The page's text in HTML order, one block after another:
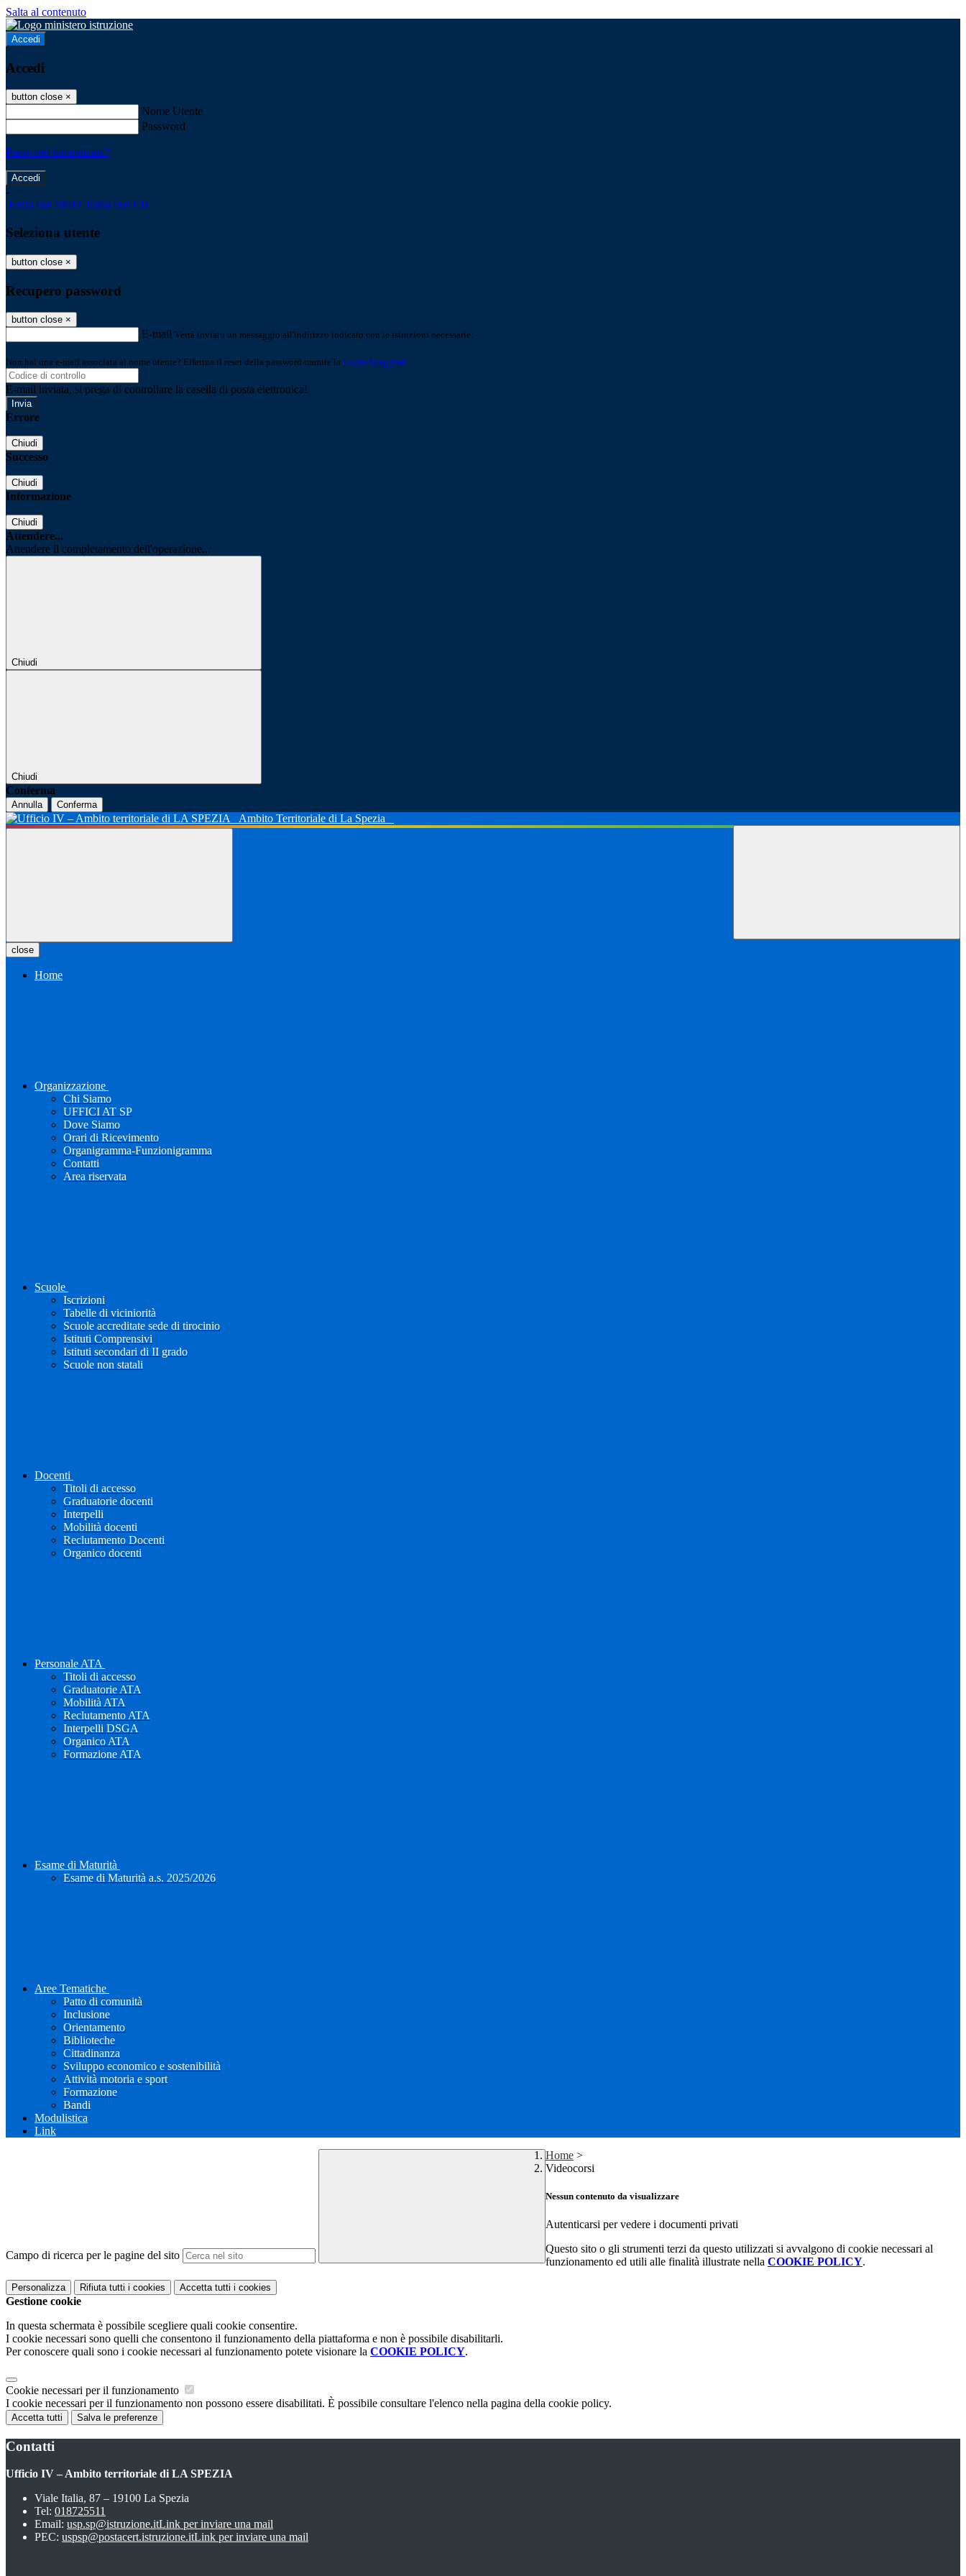
Salta al contenuto
Accedi
Accedi
button close ×
Nome Utente
Password
Password dimenticata?
-
Entra con SPID Entra con CIE
Seleziona utente
button close ×
Recupero password
button close ×
E-mail Verrà inviato un messaggio all'indirizzo indicato con le istruzioni necessarie.
Non hai una e-mail associata al nome utente? Effettua il reset della password tramite la Login Spaggiari
E-mail inviata, si prega di controllare la casella di posta elettronica!
Errore
Chiudi
Successo
Chiudi
Informazione
Chiudi
Attendere...
Attendere il completamento dell'operazione...
Chiudi
Chiudi
Conferma
Annulla Conferma
Ambito Territoriale di La Spezia
close
Home
Organizzazione
Chi Siamo
UFFICI AT SP
Dove Siamo
Orari di Ricevimento
Organigramma-Funzionigramma
Contatti
Area riservata
Scuole
Iscrizioni
Tabelle di viciniorità
Scuole accreditate sede di tirocinio
Istituti Comprensivi
Istituti secondari di II grado
Scuole non statali
Docenti
Titoli di accesso
Graduatorie docenti
Interpelli
Mobilità docenti
Reclutamento Docenti
Organico docenti
Personale ATA
Titoli di accesso
Graduatorie ATA
Mobilità ATA
Reclutamento ATA
Interpelli DSGA
Organico ATA
Formazione ATA
Esame di Maturità
Esame di Maturità a.s. 2025/2026
Aree Tematiche
Patto di comunità
Inclusione
Orientamento
Biblioteche
Cittadinanza
Sviluppo economico e sostenibilità
Attività motoria e sport
Formazione
Bandi
Modulistica
Link
Campo di ricerca per le pagine del sito
Home >
Videocorsi
Nessun contenuto da visualizzare
Autenticarsi per vedere i documenti privati
Questo sito o gli strumenti terzi da questo utilizzati si avvalgono di cookie necessari al
funzionamento ed utili alle finalità illustrate nella COOKIE POLICY.
Personalizza Rifiuta tutti i cookies Accetta tutti i cookies
Gestione cookie
In questa schermata è possibile scegliere quali cookie consentire.
I cookie necessari sono quelli che consentono il funzionamento della piattaforma e non è possibile disabilitarli.
Per conoscere quali sono i cookie necessari al funzionamento potete visionare la COOKIE POLICY.
Cookie necessari per il funzionamento
I cookie necessari per il funzionamento non possono essere disabilitati. È possibile consultare l'elenco nella pagina della cookie policy.
Accetta tutti Salva le preferenze
Contatti
Ufficio IV – Ambito territoriale di LA SPEZIA
Viale Italia, 87 – 19100 La Spezia
Tel: 018725511
Email: usp.sp@istruzione.itLink per inviare una mail
PEC: uspsp@postacert.istruzione.itLink per inviare una mail